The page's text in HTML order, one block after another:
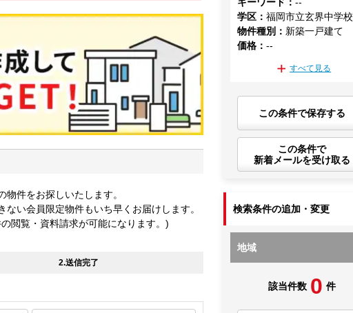
件をお探しいたします。
い会員限定物件もいち早くお届けします。
閲覧・資料請求が可能になります。)
2.送信完了
学区 ：福岡市立玄界中学校
物件種別 ： 新築一戸建て
価格 ：--
すべて見る
この条件で保存する
この条件で
新着メールを受け取る
検索条件の追加・変更
地域
該当件数 0 件